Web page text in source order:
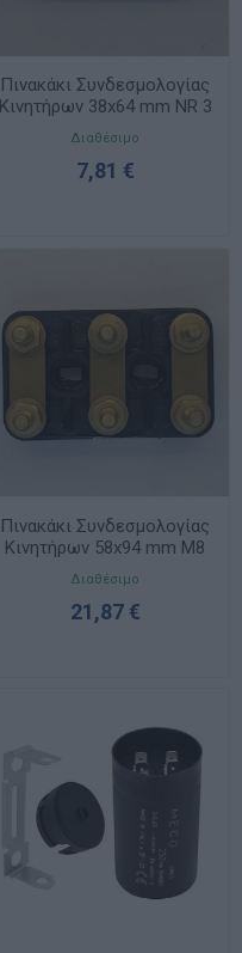
Πινακάκι Συνδεσμολογίας
Κινητήρων 38x64 mm NR 3
Διαθέσιμο
7,81 €
Πινακάκι Συνδεσμολογίας
Κινητήρων 58x94 mm M8
NR 5
Διαθέσιμο
21,87 €